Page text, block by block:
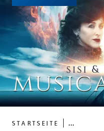
STARTSEITE ...